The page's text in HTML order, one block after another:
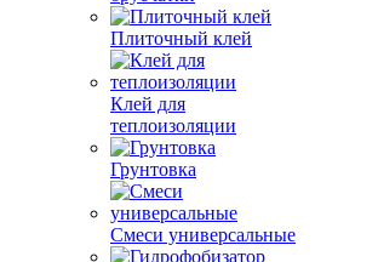
Плиточный клей
Клей для
теплоизоляции
Грунтовка
Смеси универсальные